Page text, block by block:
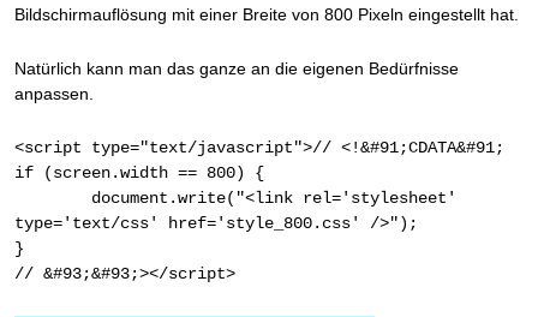
Bildschirmauflösung mit einer Breite von 800 Pixeln eingestellt hat.
Natürlich kann man das ganze an die eigenen Bedürfnisse
anpassen.
<script type="text/javascript">// <!&#91;CDATA&#91;
if (screen.width == 800) {
type='text/css' href='style_800.css' />");
}
// &#93;&#93;></script>